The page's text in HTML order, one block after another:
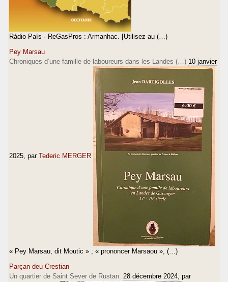
Ràdio País · ReGasPros : Armanhac. [Utilisez au (…)
Pey Marsau
Chroniques d’une famille de laboureurs dans les Landes (…) 10 janvier
2025 , par Tederic MERGER
« Pey Marsau, dit Moutic » ; « prononcer Marsaou », (…)
Parçan deu Crestian
Un quartier de Saint Sever de Rustan. 28 décembre 2024 , par